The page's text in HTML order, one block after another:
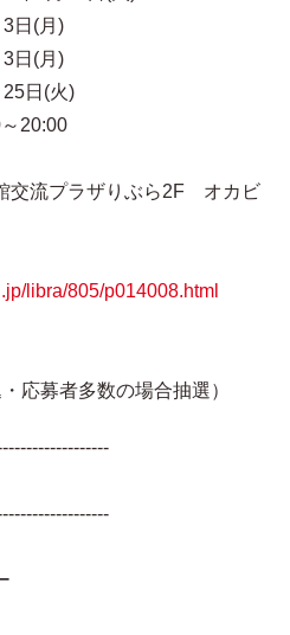
(月)
(月)
(火)
20:00
プラザりぶら2F オカビ
libra/805/p014008.html
者多数の場合抽選）